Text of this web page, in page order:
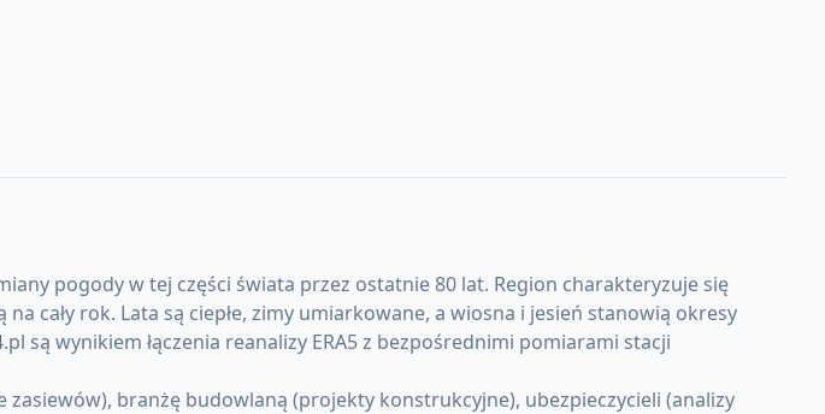
pogody w tej części świata przez ostatnie 80 lat. Region charakteryzuje się
cały rok. Lata są ciepłe, zimy umiarkowane, a wiosna i jesień stanowią okresy
są wynikiem łączenia reanalizy ERA5 z bezpośrednimi pomiarami stacji
branżę budowlaną (projekty konstrukcyjne), ubezpieczycieli (analizy